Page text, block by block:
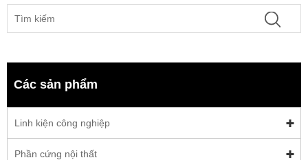
Các sản phẩm
Linh kiện công nghiệp
Phần cứng nội thất